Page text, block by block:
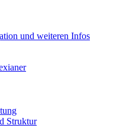
und weiteren Infos
Struktur